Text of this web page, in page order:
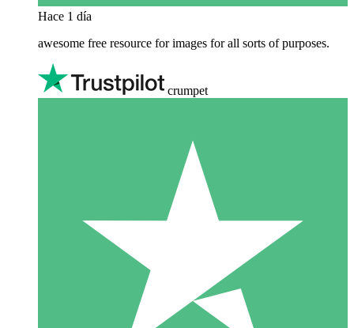
Hace 1 día
awesome free resource for images for all sorts of purposes.
crumpet